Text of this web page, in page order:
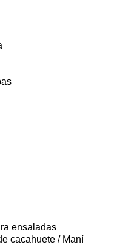
ensaladas
cacahuete / Maní